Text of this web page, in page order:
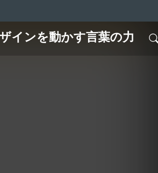
インを動かす言葉の力